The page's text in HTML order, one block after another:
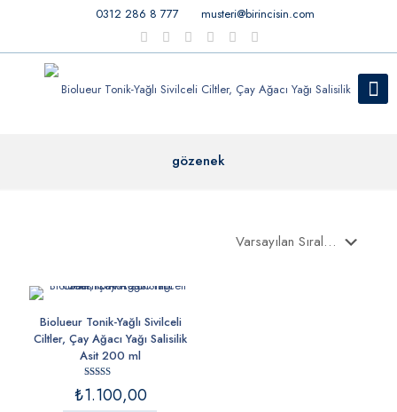
0312 286 8 777 musteri@birincisin.com
gözenek
Biolueur Tonik-Yağlı Sivilceli
Ciltler, Çay Ağacı Yağı Salisilik
Asit 200 ml
5 üzerinden
5.00
oy aldı
₺1.100,00